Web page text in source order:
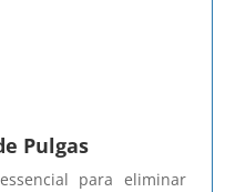
Pulgas
para eliminar